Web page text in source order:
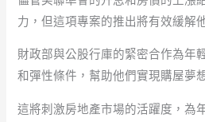
力，但這項專案的推出將有效緩解
財政部與公股行庫的緊密合作為年
和彈性條件，幫助他們實現購屋夢
這將刺激房地產市場的活躍度，為